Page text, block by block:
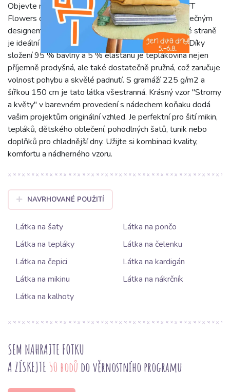
Objevte naši exkluzivní teplákovinu počesanou SOFT
Flowers cognac, která okouzlí svou jemností a jedinečným
designem. Tato látka s hřejivým počesem na rubové straně
je ideální pro tvorbu maximálně pohodlných oděvů. Díky
složení 95 % bavlny a 5 % elastanu je teplákovina nejen
příjemně prodyšná, ale také dostatečně pružná, což zaručuje
volnost pohybu a skvělé padnutí. S gramáží 225 g/m2 a
šířkou 150 cm je tato látka všestranná. Krásný vzor "Stromy
a květy" v barevném provedení s nádechem koňaku dodá
vašim projektům originální vzhled. Je perfektní pro šití mikin,
tepláků, dětského oblečení, pohodlných šatů, tunik nebo
doplňků pro chladnější dny. Užijte si kombinaci kvality,
komfortu a nádherného vzoru.
NAVRHOVANÉ POUŽITÍ
Látka na šaty
Látka na pončo
Látka na tepláky
Látka na čelenku
Látka na čepici
Látka na kardigán
Látka na mikinu
Látka na nákrčník
Látka na kalhoty
SEM NAHRAJTE FOTKU
A ZÍSKEJTE 50 bodů do věrnostního programu